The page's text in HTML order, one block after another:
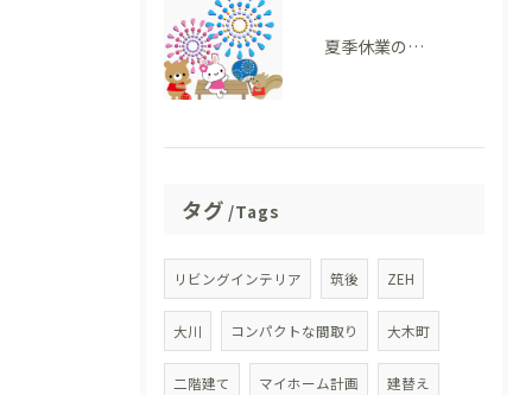
夏季休業のお知らせ
タグ Tags
リビングインテリア 筑後 ZEH
大川 コンパクトな間取り 大木町
二階建て マイホーム計画 建替え